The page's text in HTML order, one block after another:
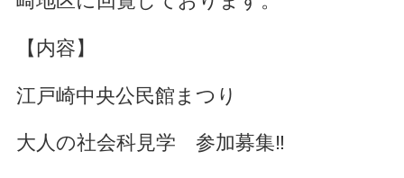
【内容】
江戸崎中央公民館まつり
大人の社会科見学 参加募集‼